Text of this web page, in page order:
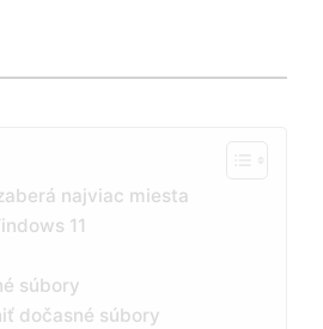
najviac miesta
11
súbory
dočasné súbory